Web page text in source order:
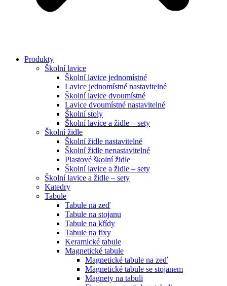
Produkty
Školní lavice
Školní lavice jednomístné
Lavice jednomístné nastavitelné
Školní lavice dvoumístné
Lavice dvoumístné nastavitelné
Školní stoly
Školní lavice a židle – sety
Školní židle
Školní židle nastavitelné
Školní židle nenastavitelné
Plastové školní židle
Školní lavice a židle – sety
Školní lavice a židle – sety
Katedry
Tabule
Tabule na zeď
Tabule na stojanu
Tabule na křídy
Tabule na fixy
Keramické tabule
Magnetické tabule
Magnetické tabule na zeď
Magnetické tabule se stojanem
Magnety na tabuli